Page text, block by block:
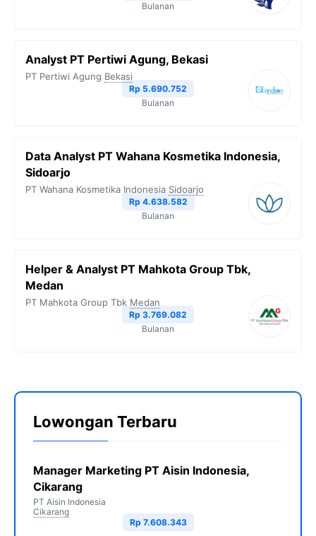
Bulanan
Analyst PT Pertiwi Agung, Bekasi
PT Pertiwi Agung Bekasi
Rp 5.690.752
Bulanan
Data Analyst PT Wahana Kosmetika Indonesia,
Sidoarjo
PT Wahana Kosmetika Indonesia Sidoarjo
Rp 4.638.582
Bulanan
Helper & Analyst PT Mahkota Group Tbk,
Medan
PT Mahkota Group Tbk Medan
Rp 3.769.082
Bulanan
Lowongan Terbaru
Manager Marketing PT Aisin Indonesia,
Cikarang
PT Aisin Indonesia
Cikarang
Rp 7.608.343